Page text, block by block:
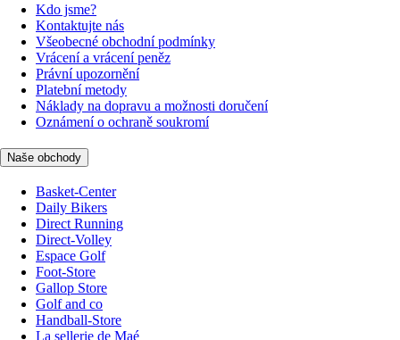
Kdo jsme?
Kontaktujte nás
Všeobecné obchodní podmínky
Vrácení a vrácení peněz
Právní upozornění
Platební metody
Náklady na dopravu a možnosti doručení
Oznámení o ochraně soukromí
Naše obchody
Basket-Center
Daily Bikers
Direct Running
Direct-Volley
Espace Golf
Foot-Store
Gallop Store
Golf and co
Handball-Store
La sellerie de Maé